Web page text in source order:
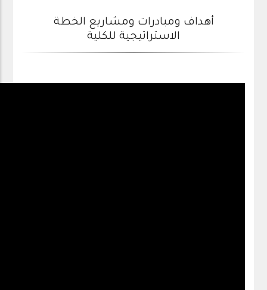
أهداف ومبادرات ومشاريع الخطة
الاستراتيجية للكلية